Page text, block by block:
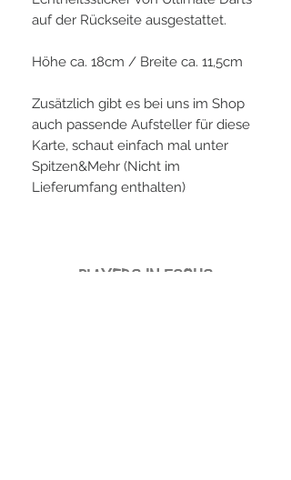
auf der Rückseite ausgestattet.
Höhe ca. 18cm / Breite ca. 11,5cm
Zusätzlich gibt es bei uns im Shop
auch passende Aufsteller für diese
Karte, schaut einfach mal unter
Spitzen&Mehr (Nicht im
Lieferumfang enthalten)
PLAYERS IN FOCUS